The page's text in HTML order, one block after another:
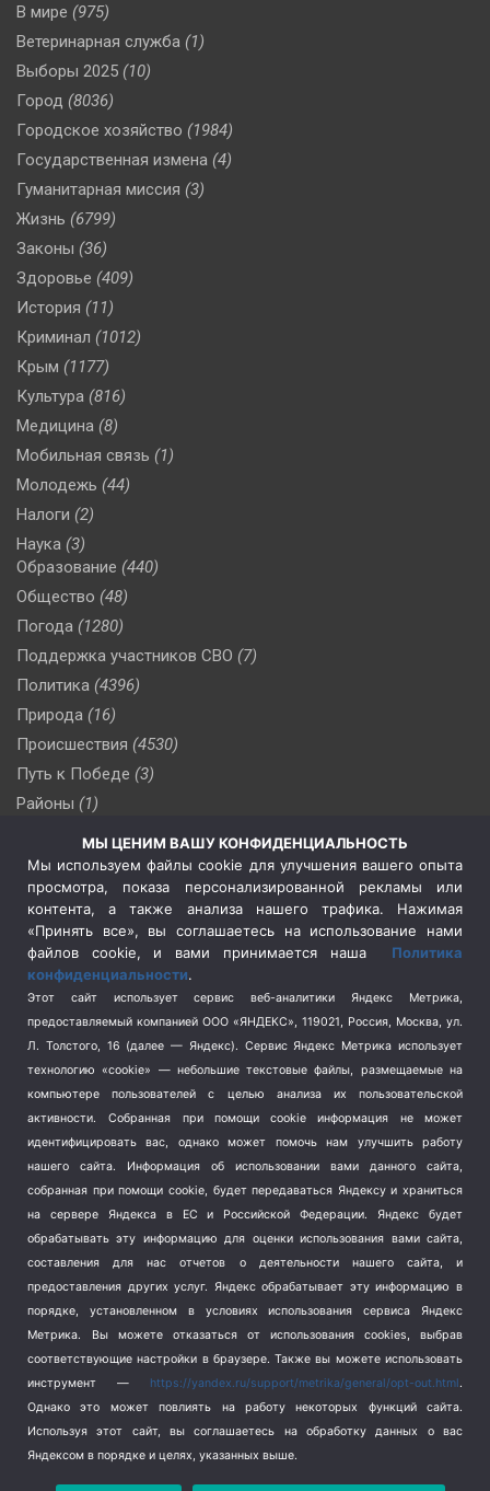
В мире (975)
Ветеринарная служба (1)
Выборы 2025 (10)
Город (8036)
Городское хозяйство (1984)
Государственная измена (4)
Гуманитарная миссия (3)
Жизнь (6799)
Законы (36)
Здоровье (409)
История (11)
Криминал (1012)
Крым (1177)
Культура (816)
Медицина (8)
Мобильная связь (1)
Молодежь (44)
Налоги (2)
Наука (3)
Образование (440)
Общество (48)
Погода (1280)
Поддержка участников СВО (7)
Политика (4396)
Природа (16)
Происшествия (4530)
Путь к Победе (3)
Районы (1)
(510)
Сельское хозяйство (3)
Социальная политика
(3)
Спецоперация в Украине
Спецоперация на Украине
(404)
Спорт (740)
Терроризм (1)
Транспорт (262)
Туризм (178)
Флот (76)
Школа и спорт (2)
Экология (8)
Экономика (1172)
Copyright © 2026
МЫ ЦЕНИМ ВАШУ КОНФИДЕНЦИАЛЬНОСТЬ
Мы используем файлы cookie для улучшения вашего опыта
просмотра, показа персонализированной рекламы или
контента, а также анализа нашего трафика. Нажимая
«Принять все», вы соглашаетесь на использование нами
файлов cookie, и вами принимается наша Политика
конфиденциальности.
Этот сайт использует сервис веб-аналитики Яндекс Метрика,
предоставляемый компанией ООО «ЯНДЕКС», 119021, Россия, Москва, ул.
Л. Толстого, 16 (далее — Яндекс). Сервис Яндекс Метрика использует
технологию «cookie» — небольшие текстовые файлы, размещаемые на
компьютере пользователей с целью анализа их пользовательской
активности.
Собранная при помощи cookie информация не может
идентифицировать вас, однако может помочь нам улучшить работу
нашего сайта. Информация об использовании вами данного сайта,
собранная при помощи cookie, будет передаваться Яндексу и храниться
на сервере Яндекса в ЕС и Российской Федерации. Яндекс будет
обрабатывать эту информацию для оценки использования вами сайта,
составления для нас отчетов о деятельности нашего сайта, и
предоставления других услуг. Яндекс обрабатывает эту информацию в
порядке, установленном в условиях использования сервиса Яндекс
Метрика.
Вы можете отказаться от использования cookies, выбрав
соответствующие настройки в браузере. Также вы можете использовать
инструмент — https://yandex.ru/support/metrika/general/opt-out.html.
Однако это может повлиять на работу некоторых функций сайта.
Используя этот сайт, вы соглашаетесь на обработку данных о вас
Яндексом в порядке и целях, указанных выше.